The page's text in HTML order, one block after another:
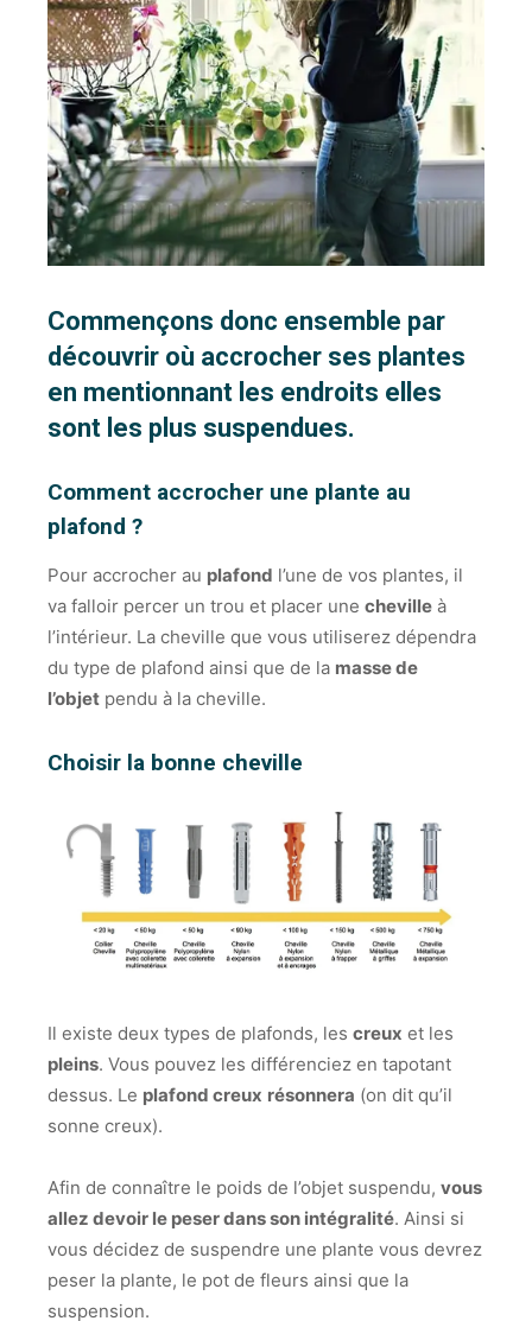
Commençons donc ensemble par
découvrir où accrocher ses plantes
en mentionnant les endroits elles
sont les plus suspendues.
Comment accrocher une plante au
plafond ?
Pour accrocher au plafond l’une de vos plantes, il
va falloir percer un trou et placer une cheville à
l’intérieur. La cheville que vous utiliserez dépendra
du type de plafond ainsi que de la masse de
l’objet pendu à la cheville.
Choisir la bonne cheville
Il existe deux types de plafonds, les creux et les
pleins. Vous pouvez les différenciez en tapotant
dessus. Le plafond creux résonnera (on dit qu’il
sonne creux).
Afin de connaître le poids de l’objet suspendu, vous
allez devoir le peser dans son intégralité. Ainsi si
vous décidez de suspendre une plante vous devrez
peser la plante, le pot de fleurs ainsi que la
suspension.